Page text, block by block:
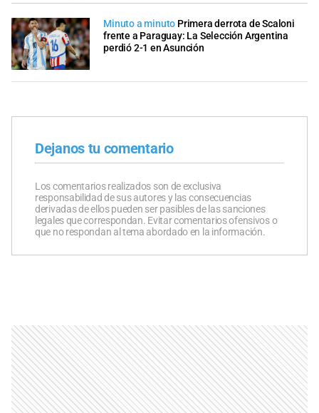
Minuto a minuto Primera derrota de Scaloni
frente a Paraguay: La Selección Argentina
perdió 2-1 en Asunción
Dejanos tu comentario
Los comentarios realizados son de exclusiva
responsabilidad de sus autores y las consecuencias
derivadas de ellos pueden ser pasibles de las sanciones
legales que correspondan. Evitar comentarios ofensivos o
que no respondan al tema abordado en la información.